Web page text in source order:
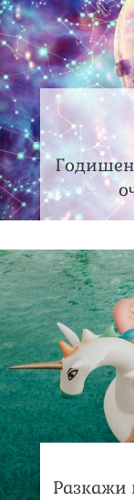
Годишен
Разкажи